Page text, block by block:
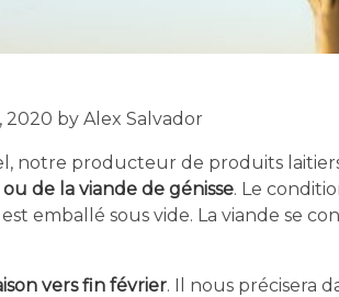
2020 by Alex Salvador
notre producteur de produits
de la viande de génisse. Le
emballé sous vide. La viande se
vers fin février. Il nous précisera